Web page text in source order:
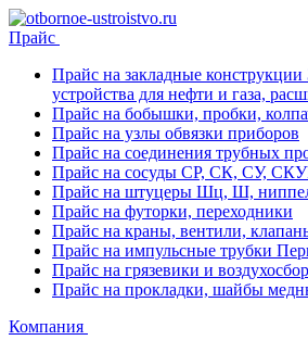
Прайс
Прайс на закладные
устройства для нефти и газа,
Прайс на бобышки, пробки,
Прайс на узлы обвязки приборов
Прайс на соединения трубных
Прайс на сосуды СР, СК, СУ,
Прайс на штуцеры Шц, Ш,
Прайс на футорки, переходники
Прайс на краны, вентили,
Прайс на импульсные трубки
Прайс на грязевики и
Прайс на прокладки, шайбы
Компания